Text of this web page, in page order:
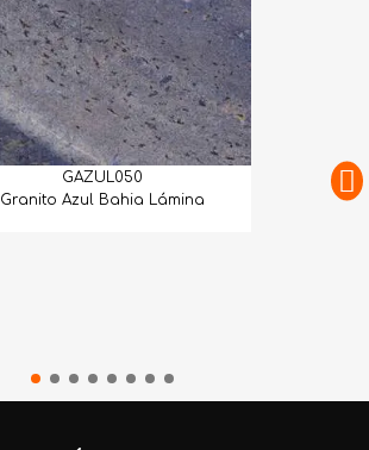
GAZUL050
Granito Azul Bahia Lámina